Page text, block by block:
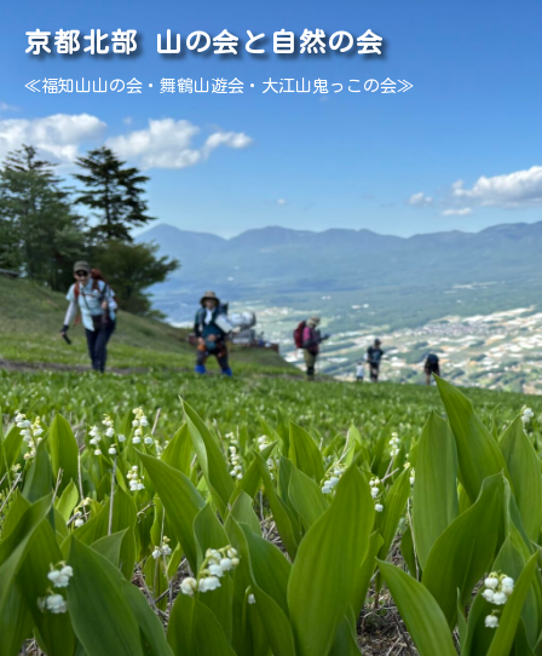
京都北部 山の会と自然の会
≪福知山山の会・舞鶴山遊会・大江山鬼っこの会≫